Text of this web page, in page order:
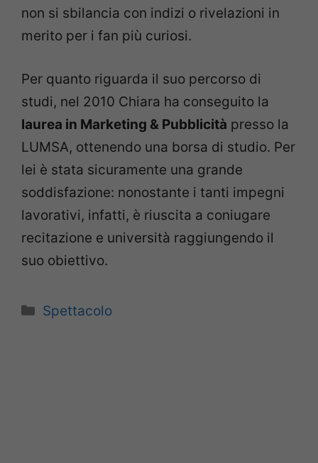
non si sbilancia con indizi o rivelazioni in
merito per i fan più curiosi.
Per quanto riguarda il suo percorso di
studi, nel 2010 Chiara ha conseguito la
laurea in Marketing & Pubblicità presso la
LUMSA, ottenendo una borsa di studio. Per
lei è stata sicuramente una grande
soddisfazione: nonostante i tanti impegni
lavorativi, infatti, è riuscita a coniugare
recitazione e università raggiungendo il
suo obiettivo.
Categorie
Spettacolo